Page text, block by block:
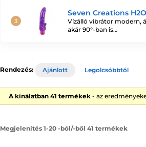
Seven Creations
Vízálló vibrátor modern,
akár 90°-ban is…
Rendezés: Ajánlott Legolcsóbbtól
A kínálatban 41 termékek - az
Megjelenítés 1-20 -ból/-ből 41 termékek